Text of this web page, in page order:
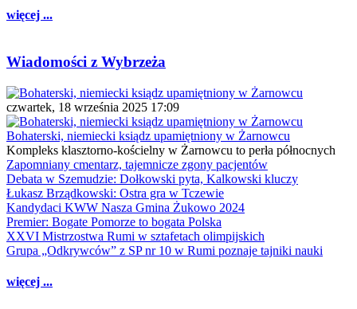
więcej ...
Wiadomości z Wybrzeża
czwartek, 18 września 2025 17:09
Bohaterski, niemiecki ksiądz upamiętniony w Żarnowcu
Kompleks klasztorno-kościelny w Żarnowcu to perła północnych
Zapomniany cmentarz, tajemnicze zgony pacjentów
Debata w Szemudzie: Dołkowski pyta, Kalkowski kluczy
Łukasz Brządkowski: Ostra gra w Tczewie
Kandydaci KWW Nasza Gmina Żukowo 2024
Premier: Bogate Pomorze to bogata Polska
XXVI Mistrzostwa Rumi w sztafetach olimpijskich
Grupa „Odkrywców” z SP nr 10 w Rumi poznaje tajniki nauki
więcej ...